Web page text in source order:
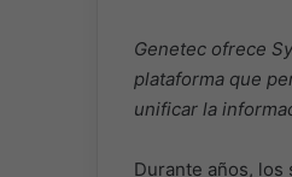
Genetec ofrece
plataforma que
unificar la
Durante años, los